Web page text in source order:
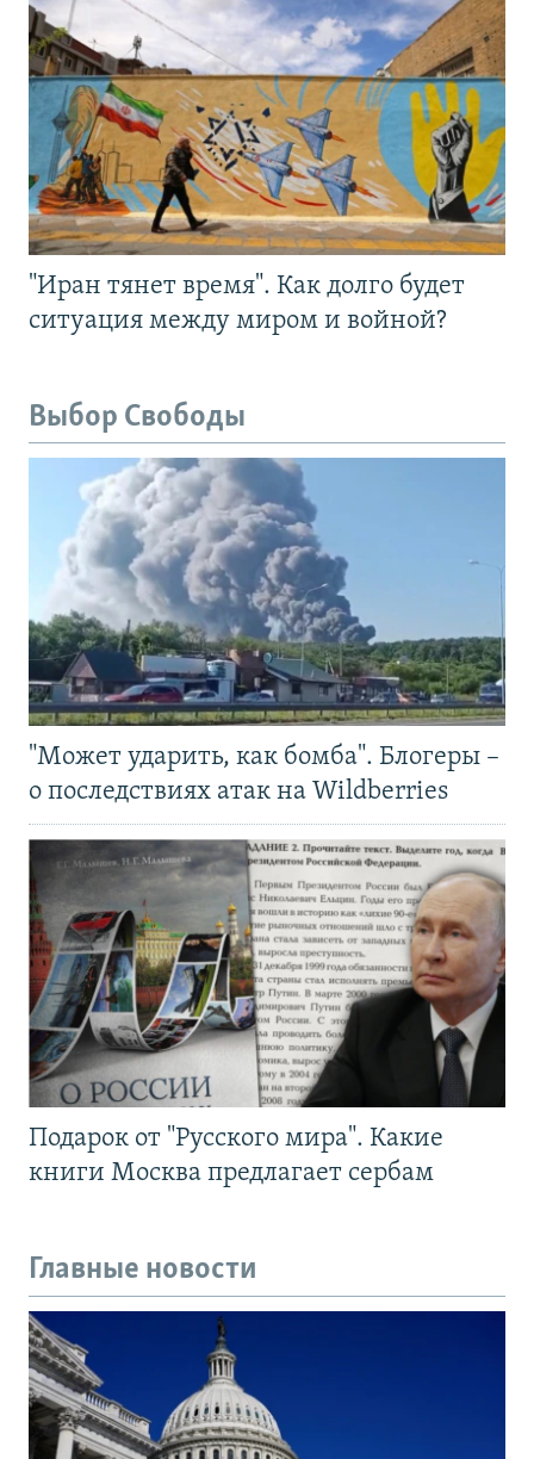
"Иран тянет время". Как долго будет
ситуация между миром и войной?
Выбор Свободы
"Может ударить, как бомба". Блогеры –
о последствиях атак на Wildberries
Подарок от "Русского мира". Какие
книги Москва предлагает сербам
Главные новости